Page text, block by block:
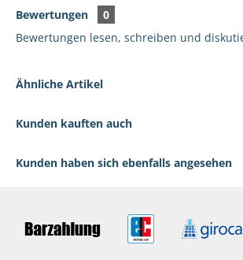
Bewertungen
0
Bewertungen lesen, schreiben und
Ähnliche Artikel
Kunden kauften auch
Kunden haben sich ebenfalls angesehen